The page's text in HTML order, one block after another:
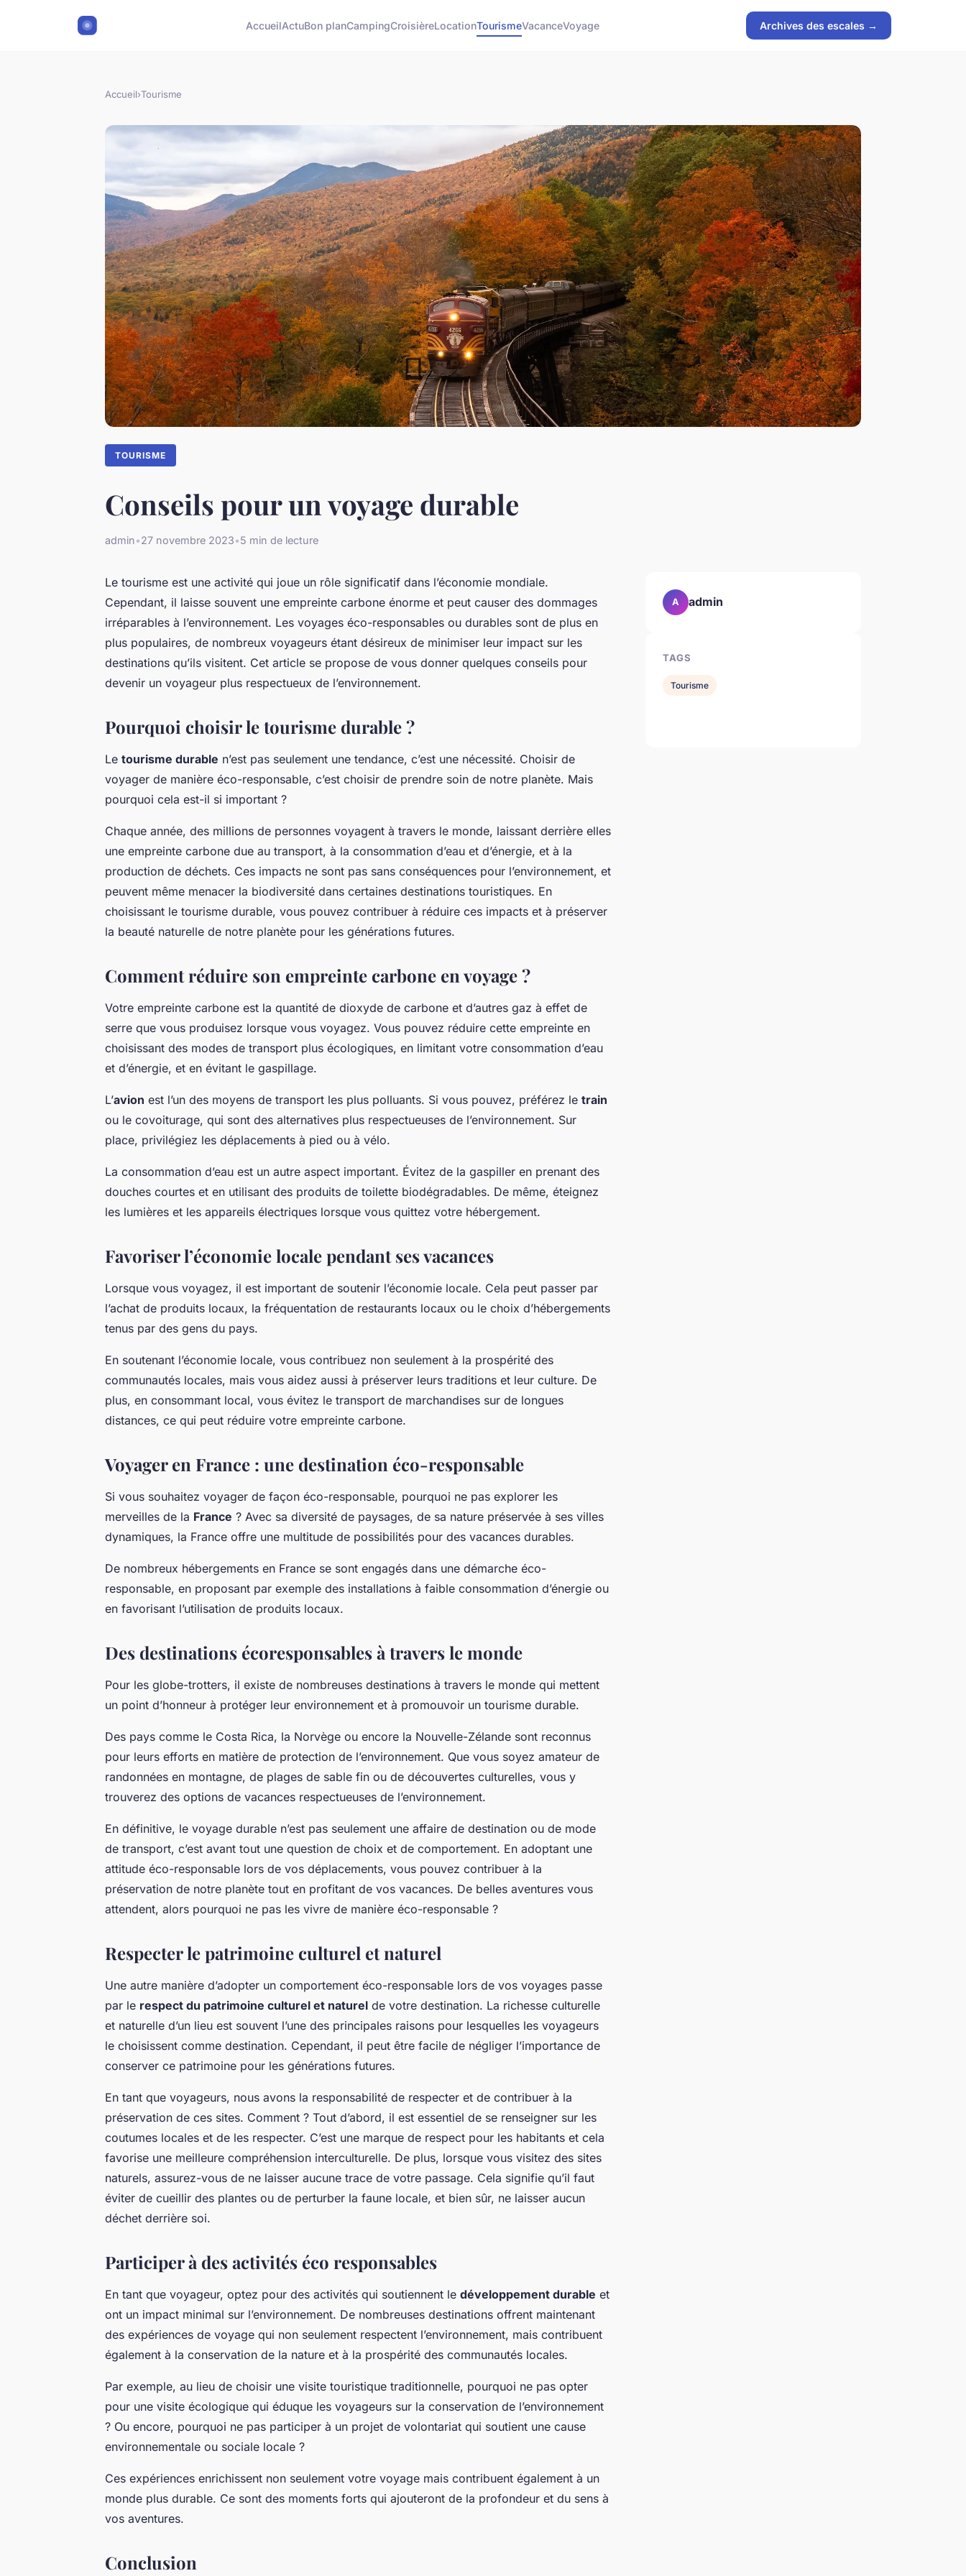
AccueilActuBon planCampingCroisièreLocationTourismeVacanceVoyage Archives des escales →
Accueil›Tourisme
TOURISME
Conseils pour un voyage durable
admin•27 novembre 2023•5 min de lecture
Le tourisme est une activité qui joue un rôle significatif dans l’économie mondiale.
Cependant, il laisse souvent une empreinte carbone énorme et peut causer des dommages
irréparables à l’environnement. Les voyages éco-responsables ou durables sont de plus en
plus populaires, de nombreux voyageurs étant désireux de minimiser leur impact sur les
destinations qu’ils visitent. Cet article se propose de vous donner quelques conseils pour
devenir un voyageur plus respectueux de l’environnement.
Pourquoi choisir le tourisme durable ?
Le tourisme durable n’est pas seulement une tendance, c’est une nécessité. Choisir de
voyager de manière éco-responsable, c’est choisir de prendre soin de notre planète. Mais
pourquoi cela est-il si important ?
Chaque année, des millions de personnes voyagent à travers le monde, laissant derrière elles
une empreinte carbone due au transport, à la consommation d’eau et d’énergie, et à la
production de déchets. Ces impacts ne sont pas sans conséquences pour l’environnement, et
peuvent même menacer la biodiversité dans certaines destinations touristiques. En
choisissant le tourisme durable, vous pouvez contribuer à réduire ces impacts et à préserver
la beauté naturelle de notre planète pour les générations futures.
Comment réduire son empreinte carbone en voyage ?
Votre empreinte carbone est la quantité de dioxyde de carbone et d’autres gaz à effet de
serre que vous produisez lorsque vous voyagez. Vous pouvez réduire cette empreinte en
choisissant des modes de transport plus écologiques, en limitant votre consommation d’eau
et d’énergie, et en évitant le gaspillage.
L’avion est l’un des moyens de transport les plus polluants. Si vous pouvez, préférez le train
ou le covoiturage, qui sont des alternatives plus respectueuses de l’environnement. Sur
place, privilégiez les déplacements à pied ou à vélo.
La consommation d’eau est un autre aspect important. Évitez de la gaspiller en prenant des
douches courtes et en utilisant des produits de toilette biodégradables. De même, éteignez
les lumières et les appareils électriques lorsque vous quittez votre hébergement.
Favoriser l’économie locale pendant ses vacances
Lorsque vous voyagez, il est important de soutenir l’économie locale. Cela peut passer par
l’achat de produits locaux, la fréquentation de restaurants locaux ou le choix d’hébergements
tenus par des gens du pays.
En soutenant l’économie locale, vous contribuez non seulement à la prospérité des
communautés locales, mais vous aidez aussi à préserver leurs traditions et leur culture. De
plus, en consommant local, vous évitez le transport de marchandises sur de longues
distances, ce qui peut réduire votre empreinte carbone.
Voyager en France : une destination éco-responsable
Si vous souhaitez voyager de façon éco-responsable, pourquoi ne pas explorer les
merveilles de la France ? Avec sa diversité de paysages, de sa nature préservée à ses villes
dynamiques, la France offre une multitude de possibilités pour des vacances durables.
De nombreux hébergements en France se sont engagés dans une démarche éco-
responsable, en proposant par exemple des installations à faible consommation d’énergie ou
en favorisant l’utilisation de produits locaux.
Des destinations écoresponsables à travers le monde
Pour les globe-trotters, il existe de nombreuses destinations à travers le monde qui mettent
un point d’honneur à protéger leur environnement et à promouvoir un tourisme durable.
Des pays comme le Costa Rica, la Norvège ou encore la Nouvelle-Zélande sont reconnus
pour leurs efforts en matière de protection de l’environnement. Que vous soyez amateur de
randonnées en montagne, de plages de sable fin ou de découvertes culturelles, vous y
trouverez des options de vacances respectueuses de l’environnement.
En définitive, le voyage durable n’est pas seulement une affaire de destination ou de mode
de transport, c’est avant tout une question de choix et de comportement. En adoptant une
attitude éco-responsable lors de vos déplacements, vous pouvez contribuer à la
préservation de notre planète tout en profitant de vos vacances. De belles aventures vous
attendent, alors pourquoi ne pas les vivre de manière éco-responsable ?
Respecter le patrimoine culturel et naturel
Une autre manière d’adopter un comportement éco-responsable lors de vos voyages passe
par le respect du patrimoine culturel et naturel de votre destination. La richesse culturelle
et naturelle d’un lieu est souvent l’une des principales raisons pour lesquelles les voyageurs
le choisissent comme destination. Cependant, il peut être facile de négliger l’importance de
conserver ce patrimoine pour les générations futures.
En tant que voyageurs, nous avons la responsabilité de respecter et de contribuer à la
préservation de ces sites. Comment ? Tout d’abord, il est essentiel de se renseigner sur les
coutumes locales et de les respecter. C’est une marque de respect pour les habitants et cela
favorise une meilleure compréhension interculturelle. De plus, lorsque vous visitez des sites
naturels, assurez-vous de ne laisser aucune trace de votre passage. Cela signifie qu’il faut
éviter de cueillir des plantes ou de perturber la faune locale, et bien sûr, ne laisser aucun
déchet derrière soi.
Participer à des activités éco responsables
En tant que voyageur, optez pour des activités qui soutiennent le développement durable et
ont un impact minimal sur l’environnement. De nombreuses destinations offrent maintenant
des expériences de voyage qui non seulement respectent l’environnement, mais contribuent
également à la conservation de la nature et à la prospérité des communautés locales.
Par exemple, au lieu de choisir une visite touristique traditionnelle, pourquoi ne pas opter
pour une visite écologique qui éduque les voyageurs sur la conservation de l’environnement
? Ou encore, pourquoi ne pas participer à un projet de volontariat qui soutient une cause
environnementale ou sociale locale ?
Ces expériences enrichissent non seulement votre voyage mais contribuent également à un
monde plus durable. Ce sont des moments forts qui ajouteront de la profondeur et du sens à
vos aventures.
Conclusion
A admin
TAGS
Tourisme